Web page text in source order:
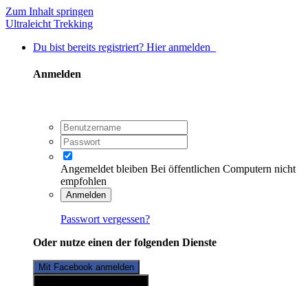
Zum Inhalt springen
Ultraleicht Trekking
Du bist bereits registriert? Hier anmelden
Anmelden
Angemeldet bleiben Bei öffentlichen Computern nicht
empfohlen
Anmelden
Passwort vergessen?
Oder nutze einen der folgenden Dienste
Mit Facebook anmelden